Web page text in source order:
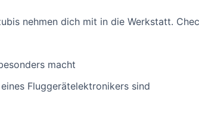
nehmen dich mit in die Werkstatt.
macht
Fluggerätelektronikers sind